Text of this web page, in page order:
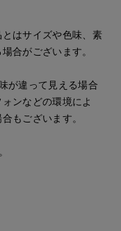
はサイズや色味、素
合がございます。
が違って見える場合
ンなどの環境によ
もございます。